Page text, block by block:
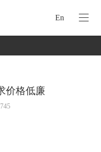
En
价格低廉
745